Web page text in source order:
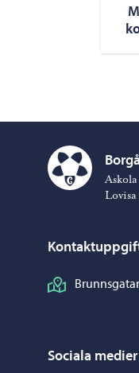
Borgånejdens
Askola
Lovisa
Sociala medier